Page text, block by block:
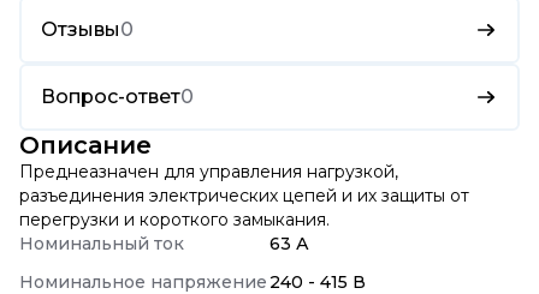
Отзывы0
Вопрос-ответ0
Описание
Преднеазначен для управления нагрузкой,
разъединения электрических цепей и их защиты от
перегрузки и короткого замыкания.
Номинальный ток
63 А
Номинальное напряжение 240 - 415 В